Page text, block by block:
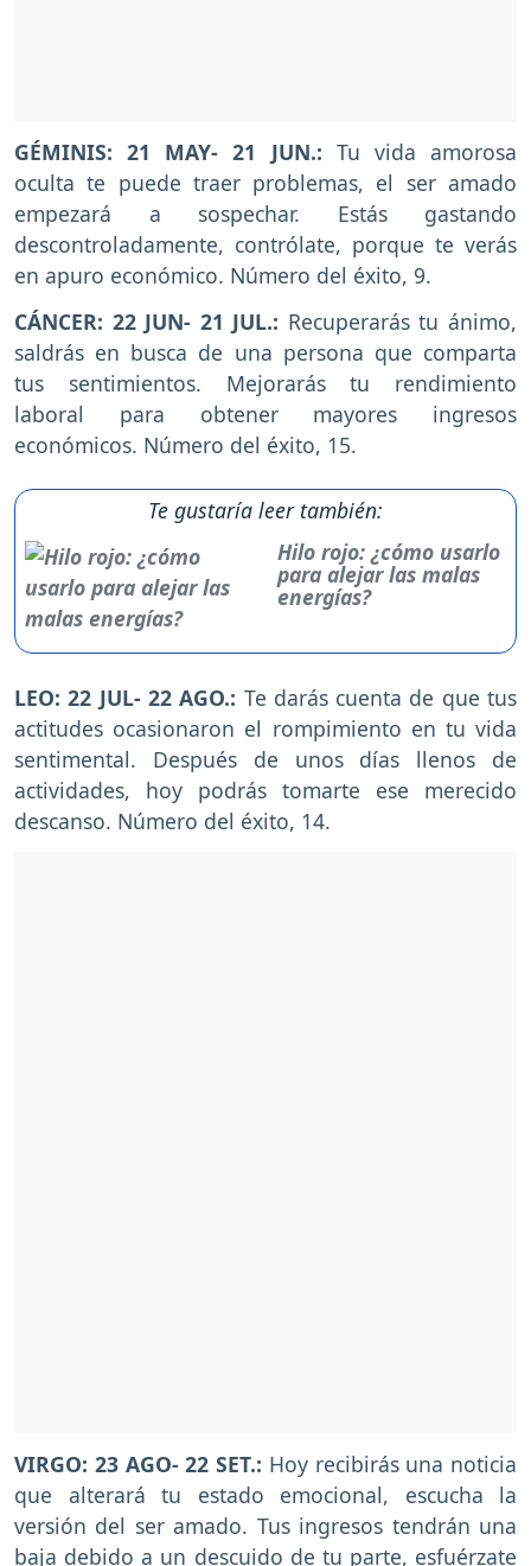
GÉMINIS: 21 MAY- 21 JUN.: Tu vida amorosa
oculta te puede traer problemas, el ser amado
empezará a sospechar. Estás gastando
descontroladamente, contrólate, porque te verás
en apuro económico. Número del éxito, 9.
CÁNCER: 22 JUN- 21 JUL.: Recuperarás tu ánimo,
saldrás en busca de una persona que comparta
tus sentimientos. Mejorarás tu rendimiento
laboral para obtener mayores ingresos
económicos. Número del éxito, 15.
Te gustaría leer también:
Hilo rojo: ¿cómo usarlo
para alejar las malas
energías?
LEO: 22 JUL- 22 AGO.: Te darás cuenta de que tus
actitudes ocasionaron el rompimiento en tu vida
sentimental. Después de unos días llenos de
actividades, hoy podrás tomarte ese merecido
descanso. Número del éxito, 14.
VIRGO: 23 AGO- 22 SET.: Hoy recibirás una noticia
que alterará tu estado emocional, escucha la
versión del ser amado. Tus ingresos tendrán una
baja debido a un descuido de tu parte, esfuérzate